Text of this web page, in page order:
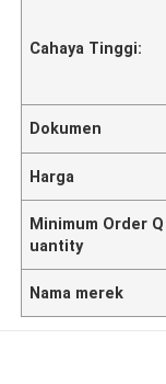
Cahaya Tinggi:
Dokumen
Harga
Minimum Order Q
uantity
Nama merek